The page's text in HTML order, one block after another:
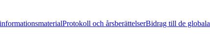
Protokoll och årsberättelserBidrag till de